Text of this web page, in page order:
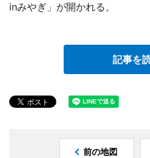
inみやぎ」が開かれる。
記事を
前の地図